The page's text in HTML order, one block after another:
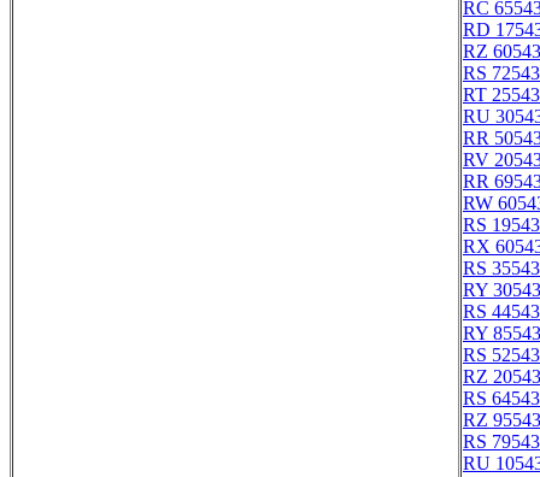
RC
RD
RZ 60543
RS 72543
RT 25543
RU
RR
RV
RR
RW
RS 19543
RX
RS 35543
RY 30543
RS 44543
RY 85543
RS 52543
RZ 20543
RS 64543
RZ 95543
RS 79543
RU